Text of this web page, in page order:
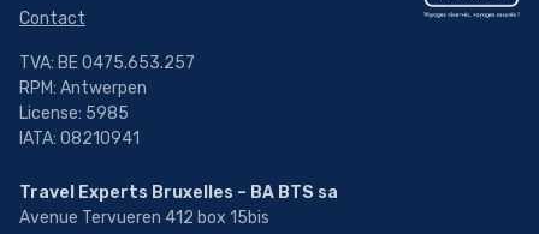
Contact
TVA: BE 0475.653.257
RPM: Antwerpen
License: 5985
IATA: 08210941
Travel Experts Bruxelles – BA BTS sa
Avenue Tervueren 412 box 15bis